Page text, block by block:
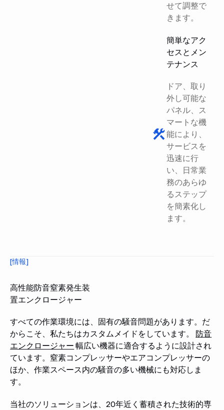
せて調整で
きます。
簡単なアク
セスとメン
テナンス
ドア、取り
外し可能な
パネル、ス
マートな機
能により、
サービスを
迅速に行
い、日常業
務のあらゆ
るステップ
を簡素化し
ます。
[情報]
高性能防音窒素発生装
置エンクロージャー
すべての作業環境には、固有の騒音問題があります。だ
からこそ、私たちはカスタムメイドをしています。 防音
エンクロージャー 幅広い機器に適合するように設計され
ています。窒素コンプレッサーやエアコンプレッサーの
ほか、作業スペース内の騒音の多い機械にも対応しま
す。
当社のソリューションは、20年近く蓄積された技術的専